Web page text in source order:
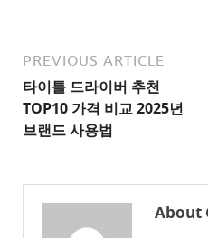
사
이
트
2
천
PREVIOUS ARTICLE
타이틀 드라이버 추천
TOP10 가격 비교 2025년
브랜드 사용법
About